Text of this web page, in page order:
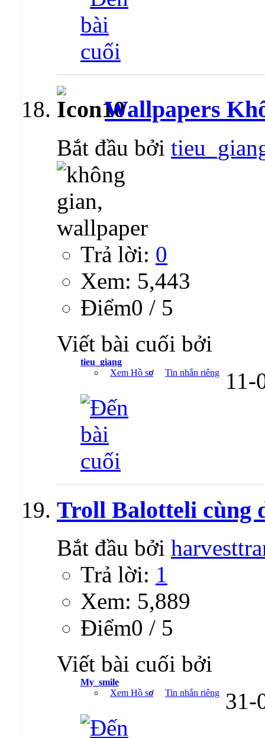
Wallpapers
Bắt đầu bởi
Trả lời: 0
Xem: 5,443
Ðiểm0 / 5
Viết bài cuối bởi
tieu_giang
Xem Hồ sơ
Tin nhắn riêng 11-
Troll Balotteli cùng
Bắt đầu bởi
Trả lời: 1
Xem: 5,889
Ðiểm0 / 5
Viết bài cuối bởi
My_smile
Xem Hồ sơ
Tin nhắn riêng 31-